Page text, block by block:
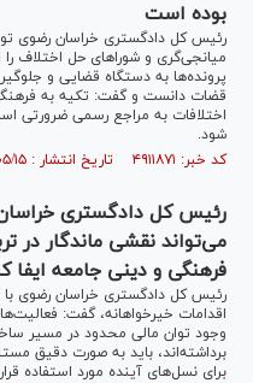
بوده است
رئیس کل دادگستری خراسان رضوی
میانجی‌گری و شورا‌های حل اختلاف
پرونده‌ها به دستگاه قضایی و
قضات دانست و گفت: تکیه به
اختلافات به مراجع رسمی ضرورتی
شود.
کد خبر: ۴۹۱۱۸۷۱ تاریخ انتشار : ۱۴۰۵/۰۵/۱۵
رئیس کل دادگستری
می‌تواند نقشی ماندگار در
فرهنگی و دینی جامعه ایفا
رئیس کل دادگستری خراسان رضوی با
اقدامات خیرخواهانه، گفت:
وجود توان مالی محدود در مسیر
برداشته‌اند، باید به صورت دقیق
برای نسل‌های آینده مورد استفاده